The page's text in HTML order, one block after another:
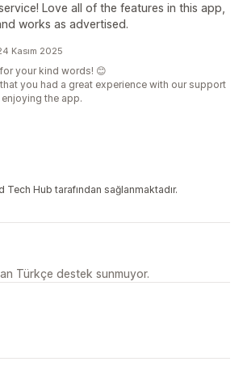
Love all of the features in this app,
works as advertised.
Kasım 2025
your kind words! 😊
you had a great experience with our support
enjoying the app.
Hub tarafından sağlanmaktadır.
Türkçe destek sunmuyor.